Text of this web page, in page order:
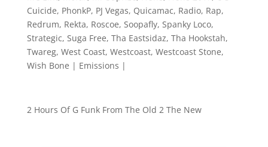
Cuicide, PhonkP, PJ Vegas, Quicamac, Radio, Rap,
Redrum, Rekta, Roscoe, Soopafly, Spanky Loco,
Strategic, Suga Free, Tha Eastsidaz, Tha Hookstah,
Twareg, West Coast, Westcoast, Westcoast Stone,
Wish Bone | Emissions |
2 Hours Of G Funk From The Old 2 The New